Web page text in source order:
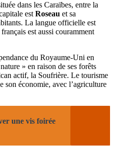
dans les Caraïbes, entre la
est Roseau et sa
La langue officielle est
est aussi couramment
du Royaume-Uni en
» en raison de ses forêts
actif, la Soufrière. Le tourisme
son économie, avec l’agriculture
une vis foirée